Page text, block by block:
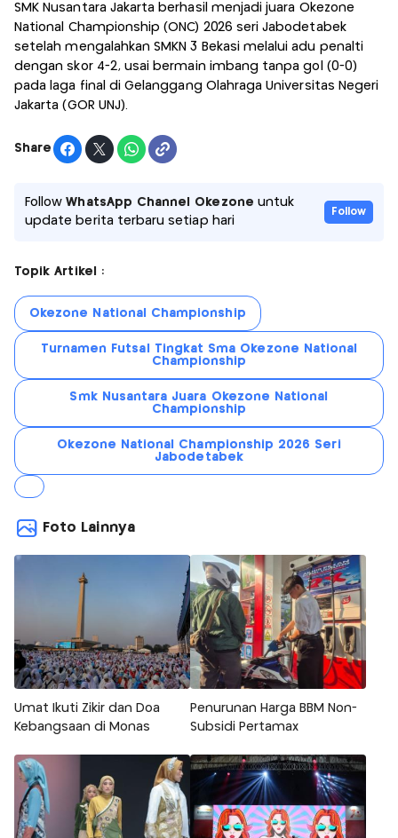
SMK Nusantara Jakarta berhasil menjadi juara Okezone
National Championship (ONC) 2026 seri Jabodetabek
setelah mengalahkan SMKN 3 Bekasi melalui adu penalti
dengan skor 4-2, usai bermain imbang tanpa gol (0-0)
pada laga final di Gelanggang Olahraga Universitas Negeri
Jakarta (GOR UNJ).
Share
FollowWhatsApp Channel Okezone untuk
update berita terbaru setiap hari
Follow
Topik Artikel :
Okezone National Championship
Turnamen Futsal Tingkat Sma Okezone National
Championship
Smk Nusantara Juara Okezone National
Championship
Okezone National Championship 2026 Seri
Jabodetabek
Foto Lainnya
Umat Ikuti Zikir dan Doa
Kebangsaan di Monas
Penurunan Harga BBM Non-
Subsidi Pertamax